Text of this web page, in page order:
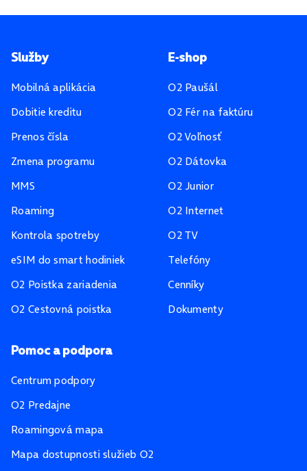
Pätička stránky
Služby
Mobilná aplikácia
Dobitie kreditu
Prenos čísla
Zmena programu
MMS
Roaming
Kontrola spotreby
eSIM do smart hodiniek
O2 Poistka zariadenia
O2 Cestovná poistka
E-shop
O2 Paušál
O2 Fér na faktúru
O2 Voľnosť
O2 Dátovka
O2 Junior
O2 Internet
O2 TV
Telefóny
Cenníky
Dokumenty
Pomoc a podpora
Centrum podpory
O2 Predajne
Roamingová mapa
Mapa dostupnosti služieb O2